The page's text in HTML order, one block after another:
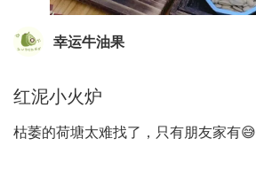
幸运牛油果
红泥小火炉
枯萎的荷塘太难找了，只有朋友家有😅